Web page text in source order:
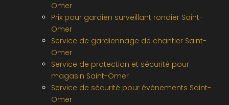
Omer
Prix pour gardien surveillant rondier Saint-
Omer
Service de gardiennage de chantier Saint-
Omer
Service de protection et sécurité pour
magasin Saint-Omer
Service de sécurité pour évènements Saint-
Omer